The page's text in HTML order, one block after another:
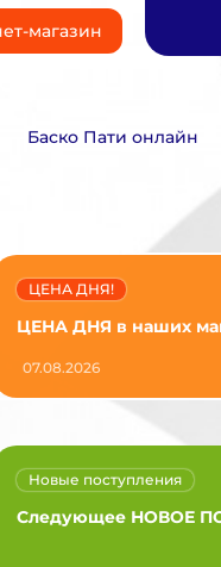
магазин
Баско Пати онлайн
ЦЕНА ДНЯ в наших
ЦЕНА ДНЯ!
07.08.2026
Следующее НОВОЕ
Новые поступления